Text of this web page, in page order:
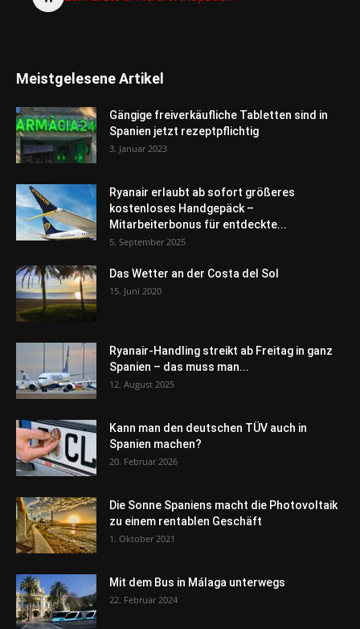
Meistgelesene Artikel
Gängige freiverkäufliche Tabletten sind in
Spanien jetzt rezeptpflichtig
3. Januar 2023
Ryanair erlaubt ab sofort größeres
kostenloses Handgepäck –
Mitarbeiterbonus für entdeckte...
5. September 2025
Das Wetter an der Costa del Sol
15. Juni 2020
Ryanair-Handling streikt ab Freitag in ganz
Spanien – das muss man...
12. August 2025
Kann man den deutschen TÜV auch in
Spanien machen?
20. Februar 2026
Die Sonne Spaniens macht die Photovoltaik
zu einem rentablen Geschäft
1. Oktober 2021
Mit dem Bus in Málaga unterwegs
22. Februar 2024